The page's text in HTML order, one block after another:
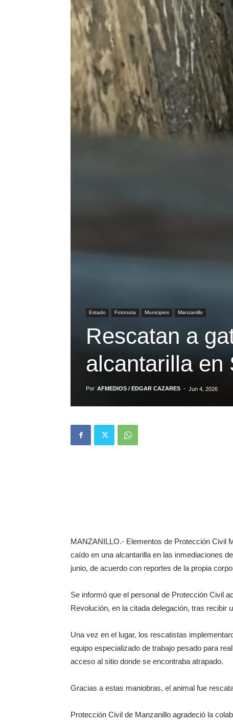
Estado Fotonota Municipios Manzanillo
Rescatan a
alcantarilla en
Por AFMEDIOS / EDGAR CAZARES - Jun 4, 2026
MANZANILLO.- Elementos de Protección Civil
caído en una alcantarilla en las inmediaciones
junio, de acuerdo con reportes de la propia
Se informó que el personal de Protección Civil
Revolución, en la citada delegación, tras recibir
Una vez en el lugar, los rescatistas
equipo especializado de trabajo pesado para
acceso al sitio donde se encontraba atrapado.
Gracias a estas maniobras, el animal fue
Protección Civil de Manzanillo agradeció la